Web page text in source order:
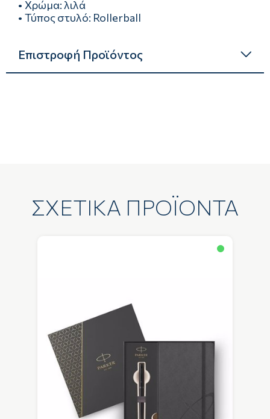
• Χρώμα: λιλά
• Τύπος στυλό: Rollerball
Επιστροφή Προϊόντος
ΣΧΕΤΙΚΑ ΠΡΟΪΟΝΤΑ